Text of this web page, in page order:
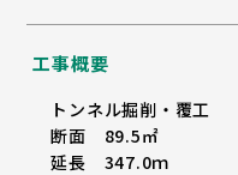
工事概要
トンネル掘削・覆工
断面 89.5㎡
延長 347.0ｍ